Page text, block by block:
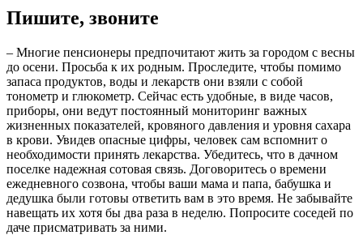
Пишите, звоните
– Многие пенсионеры предпочитают жить за городом с весны
до осени. Просьба к их родным. Проследите, чтобы помимо
запаса продуктов, воды и лекарств они взяли с собой
тонометр и глюкометр. Сейчас есть удобные, в виде часов,
приборы, они ведут постоянный мониторинг важных
жизненных показателей, кровяного давления и уровня сахара
в крови. Увидев опасные цифры, человек сам вспомнит о
необходимости принять лекарства. Убедитесь, что в дачном
поселке надежная сотовая связь. Договоритесь о времени
ежедневного созвона, чтобы ваши мама и папа, бабушка и
дедушка были готовы ответить вам в это время. Не забывайте
навещать их хотя бы два раза в неделю. Попросите соседей по
даче присматривать за ними.